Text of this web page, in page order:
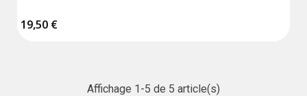
19,50 €
Affichage 1-5 de 5 article(s)